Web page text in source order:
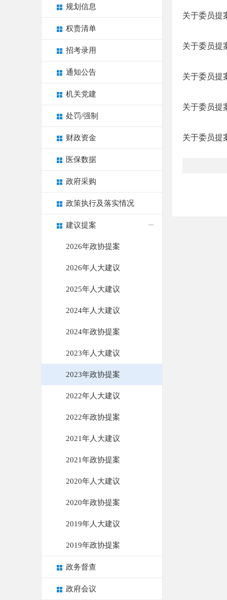
规划信息
权责清单
招考录用
通知公告
机关党建
处罚/强制
财政资金
医保数据
政府采购
政策执行及落实情况
建议提案
2026年政协提案
2026年人大建议
2025年人大建议
2024年人大建议
2024年政协提案
2023年人大建议
2023年政协提案
2022年人大建议
2022年政协提案
2021年人大建议
2021年政协提案
2020年人大建议
2020年政协提案
2019年人大建议
2019年政协提案
政务督查
政府会议
关于委员提
关于委员提
关于委员提
关于委员提
关于委员提